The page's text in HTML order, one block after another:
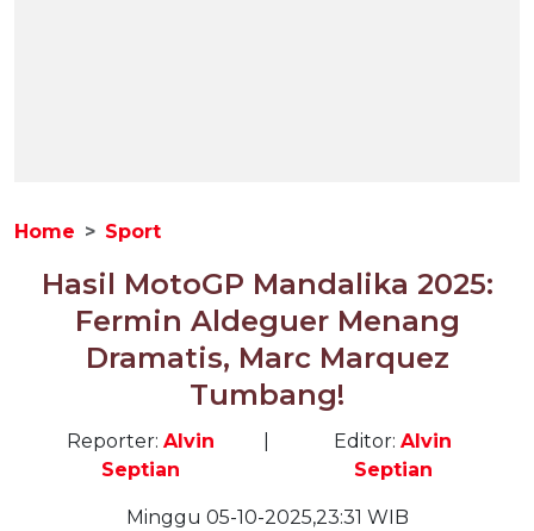
Home Sport
Hasil MotoGP Mandalika 2025:
Fermin Aldeguer Menang
Dramatis, Marc Marquez
Tumbang!
Reporter: Alvin
Septian
Editor:Alvin
Septian
Minggu 05-10-2025,23:31 WIB